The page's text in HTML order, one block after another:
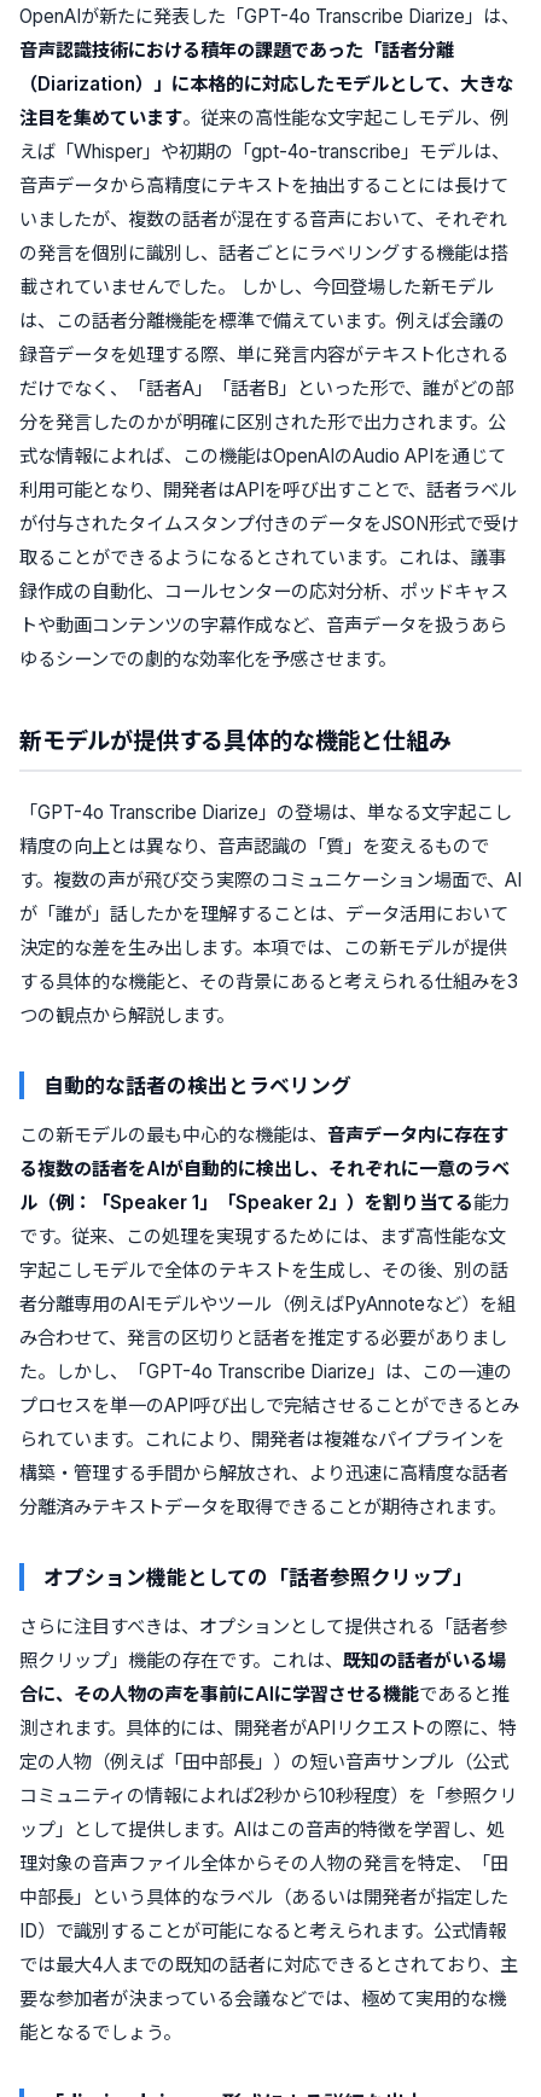
OpenAIが新たに発表した「GPT-4o Transcribe Diarize」は、
音声認識技術における積年の課題であった「話者分離
（Diarization）」に本格的に対応したモデルとして、大きな
注目を集めています。従来の高性能な文字起こしモデル、例
えば「Whisper」や初期の「gpt-4o-transcribe」モデルは、
音声データから高精度にテキストを抽出することには長けて
いましたが、複数の話者が混在する音声において、それぞれ
の発言を個別に識別し、話者ごとにラベリングする機能は搭
載されていませんでした。 しかし、今回登場した新モデル
は、この話者分離機能を標準で備えています。例えば会議の
録音データを処理する際、単に発言内容がテキスト化される
だけでなく、「話者A」「話者B」といった形で、誰がどの部
分を発言したのかが明確に区別された形で出力されます。公
式な情報によれば、この機能はOpenAIのAudio APIを通じて
利用可能となり、開発者はAPIを呼び出すことで、話者ラベル
が付与されたタイムスタンプ付きのデータをJSON形式で受け
取ることができるようになるとされています。これは、議事
録作成の自動化、コールセンターの応対分析、ポッドキャス
トや動画コンテンツの字幕作成など、音声データを扱うあら
ゆるシーンでの劇的な効率化を予感させます。
新モデルが提供する具体的な機能と仕組み
「GPT-4o Transcribe Diarize」の登場は、単なる文字起こし
精度の向上とは異なり、音声認識の「質」を変えるもので
す。複数の声が飛び交う実際のコミュニケーション場面で、AI
が「誰が」話したかを理解することは、データ活用において
決定的な差を生み出します。本項では、この新モデルが提供
する具体的な機能と、その背景にあると考えられる仕組みを3
つの観点から解説します。
自動的な話者の検出とラベリング
この新モデルの最も中心的な機能は、 音声データ内に存在す
る複数の話者をAIが自動的に検出し、それぞれに一意のラベ
ル（例：「Speaker 1」「Speaker 2」）を割り当てる能力
です。従来、この処理を実現するためには、まず高性能な文
字起こしモデルで全体のテキストを生成し、その後、別の話
者分離専用のAIモデルやツール（例えばPyAnnoteなど）を組
み合わせて、発言の区切りと話者を推定する必要がありまし
た。しかし、「GPT-4o Transcribe Diarize」は、この一連の
プロセスを単一のAPI呼び出しで完結させることができるとみ
られています。これにより、開発者は複雑なパイプラインを
構築・管理する手間から解放され、より迅速に高精度な話者
分離済みテキストデータを取得できることが期待されます。
オプション機能としての「話者参照クリップ」
さらに注目すべきは、オプションとして提供される「話者参
照クリップ」機能の存在です。これは、 既知の話者がいる場
合に、その人物の声を事前にAIに学習させる機能であると推
測されます。具体的には、開発者がAPIリクエストの際に、特
定の人物（例えば「田中部長」）の短い音声サンプル（公式
コミュニティの情報によれば2秒から10秒程度）を「参照クリ
ップ」として提供します。AIはこの音声的特徴を学習し、処
理対象の音声ファイル全体からその人物の発言を特定、「田
中部長」という具体的なラベル（あるいは開発者が指定した
ID）で識別することが可能になると考えられます。公式情報
では最大4人までの既知の話者に対応できるとされており、主
要な参加者が決まっている会議などでは、極めて実用的な機
能となるでしょう。